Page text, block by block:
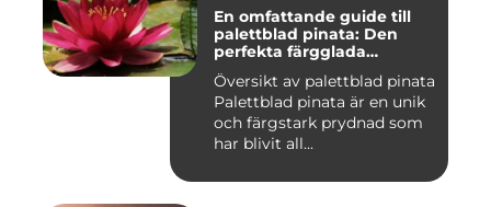
En omfattande guide till
palettblad pinata: Den
perfekta färgglada
prydnaden för ditt hem
Översikt av palettblad pinata
Palettblad pinata är en unik
och färgstark prydnad som
har blivit all...